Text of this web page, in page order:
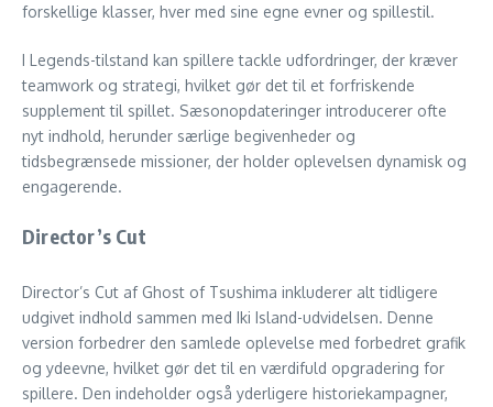
forskellige klasser, hver med sine egne evner og spillestil.
I Legends-tilstand kan spillere tackle udfordringer, der kræver
teamwork og strategi, hvilket gør det til et forfriskende
supplement til spillet. Sæsonopdateringer introducerer ofte
nyt indhold, herunder særlige begivenheder og
tidsbegrænsede missioner, der holder oplevelsen dynamisk og
engagerende.
Director’s Cut
Director’s Cut af Ghost of Tsushima inkluderer alt tidligere
udgivet indhold sammen med Iki Island-udvidelsen. Denne
version forbedrer den samlede oplevelse med forbedret grafik
og ydeevne, hvilket gør det til en værdifuld opgradering for
spillere. Den indeholder også yderligere historiekampagner,